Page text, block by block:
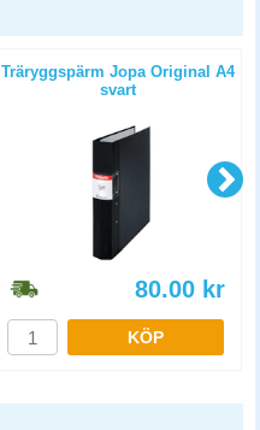
Träryggspärm Jopa Original A4
svart
80.00 kr
KÖP